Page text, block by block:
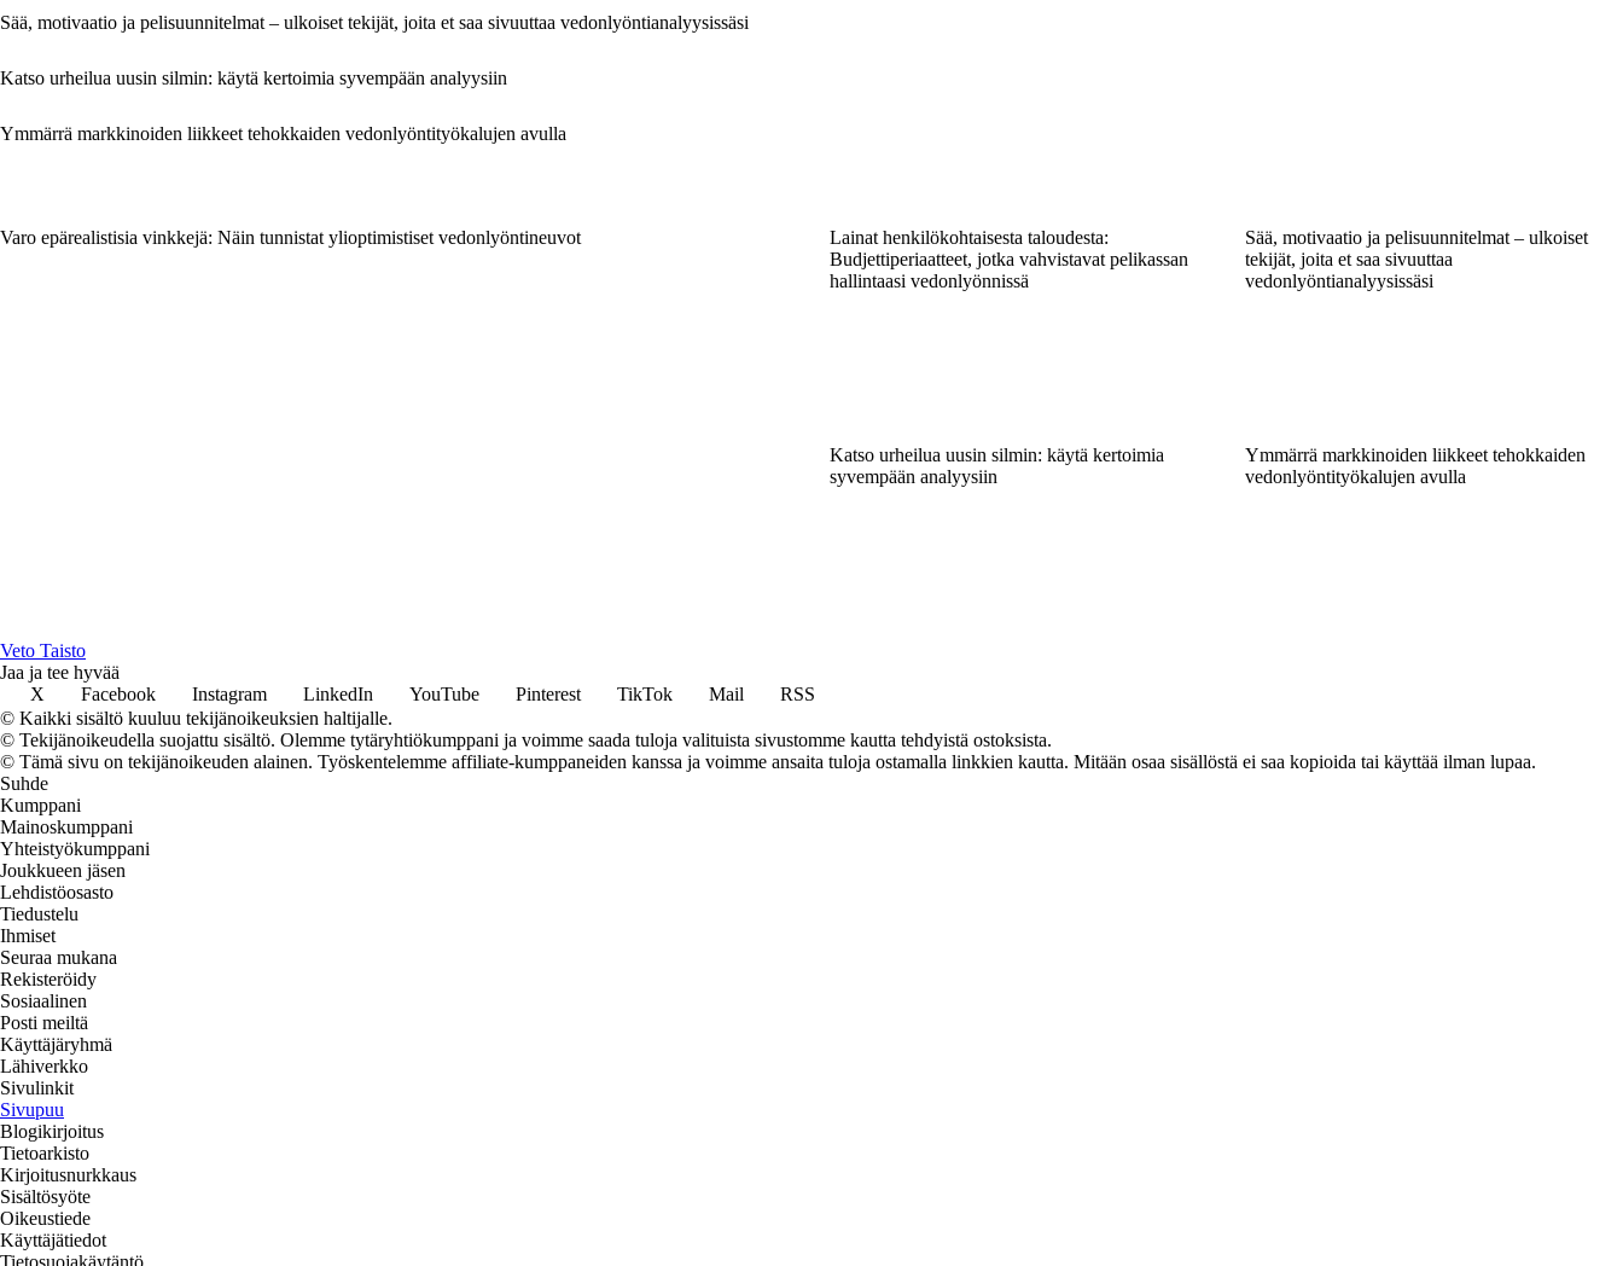
Sää, motivaatio ja pelisuunnitelmat – ulkoiset tekijät, joita et saa sivuuttaa vedonlyöntianalyysissäsi
Katso urheilua uusin silmin: käytä kertoimia syvempään analyysiin
Ymmärrä markkinoiden liikkeet tehokkaiden vedonlyöntityökalujen avulla
Varo epärealistisia vinkkejä: Näin tunnistat ylioptimistiset vedonlyöntineuvot
Lainat henkilökohtaisesta taloudesta:
Budjettiperiaatteet, jotka vahvistavat pelikassan
hallintaasi vedonlyönnissä
Sää, motivaatio ja pelisuunnitelmat – ulkoiset
tekijät, joita et saa sivuuttaa
vedonlyöntianalyysissäsi
Katso urheilua uusin silmin: käytä kertoimia
syvempään analyysiin
Ymmärrä markkinoiden liikkeet tehokkaiden
vedonlyöntityökalujen avulla
Veto Taisto
Jaa ja tee hyvää
X
Facebook Instagram LinkedIn YouTube Pinterest TikTok Mail
RSS
© Kaikki sisältö kuuluu tekijänoikeuksien haltijalle.
© Tekijänoikeudella suojattu sisältö. Olemme tytäryhtiökumppani ja voimme saada tuloja valituista sivustomme kautta tehdyistä ostoksista.
© Tämä sivu on tekijänoikeuden alainen. Työskentelemme affiliate-kumppaneiden kanssa ja voimme ansaita tuloja ostamalla linkkien kautta. Mitään osaa sisällöstä ei saa kopioida tai käyttää ilman lupaa.
Suhde
Kumppani
Mainoskumppani
Yhteistyökumppani
Joukkueen jäsen
Lehdistöosasto
Tiedustelu
Ihmiset
Seuraa mukana
Rekisteröidy
Sosiaalinen
Posti meiltä
Käyttäjäryhmä
Lähiverkko
Sivulinkit
Sivupuu
Blogikirjoitus
Tietoarkisto
Kirjoitusnurkkaus
Sisältösyöte
Oikeustiede
Käyttäjätiedot
Tietosuojakäytäntö